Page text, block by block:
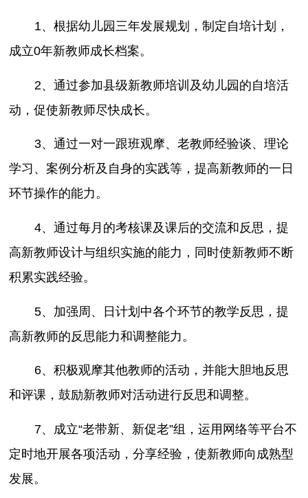
1、根据幼儿园三年发展规划，制定自培计划，
成立0年新教师成长档案。
2、通过参加县级新教师培训及幼儿园的自培活
动，促使新教师尽快成长。
3、通过一对一跟班观摩、老教师经验谈、理论
学习、案例分析及自身的实践等，提高新教师的一日
环节操作的能力。
4、通过每月的考核课及课后的交流和反思，提
高新教师设计与组织实施的能力，同时使新教师不断
积累实践经验。
5、加强周、日计划中各个环节的教学反思，提
高新教师的反思能力和调整能力。
6、积极观摩其他教师的活动，并能大胆地反思
和评课，鼓励新教师对活动进行反思和调整。
7、成立“老带新、新促老”组，运用网络等平台不
定时地开展各项活动，分享经验，使新教师向成熟型
发展。